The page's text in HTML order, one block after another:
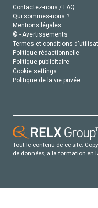
Contactez-nous / FAQ
Qui sommes-nous ?
Mentions légales
© - Avertissements
Termes et conditions
Politique rédactionnelle
Politique publicitaire
Cookie settings
Politique de la vie privée
Tout le contenu de ce site:
de données, a la formation en